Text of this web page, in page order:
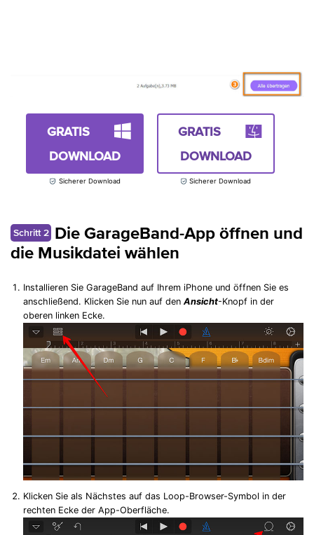
GRATIS
DOWNLOAD
Sicherer Download
GRATIS
DOWNLOAD
Sicherer Download
Schritt 2
Die GarageBand-App öffnen und
die Musikdatei wählen
Installieren Sie GarageBand auf Ihrem iPhone und öffnen Sie es
anschließend. Klicken Sie nun auf den Ansicht-Knopf in der
oberen linken Ecke.
Klicken Sie als Nächstes auf das Loop-Browser-Symbol in der
rechten Ecke der App-Oberfläche.